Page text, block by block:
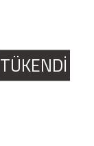
TÜKENDİ